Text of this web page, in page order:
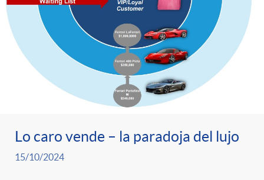
Lo caro vende – la paradoja del lujo
15/10/2024